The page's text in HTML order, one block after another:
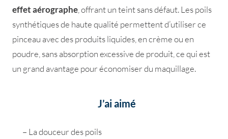
effet aérographe , offrant un teint sans défaut. Les poils
synthétiques de haute qualité permettent d’utiliser ce
pinceau avec des produits liquides, en crème ou en
poudre, sans absorption excessive de produit, ce qui est
un grand avantage pour économiser du maquillage.
J’ai aimé
– La douceur des poils